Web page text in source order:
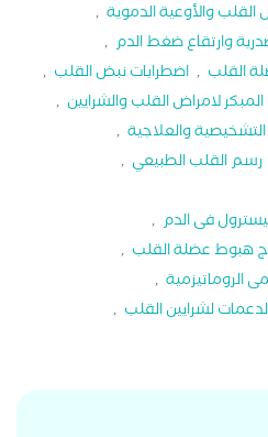
القلب والأوعية الدموية ,
وارتقاع ضغط الدم ,
القلب , اضطرابات نبض القلب ,
لامراض القلب والشرايين ,
والعلاجية ,
رسم القلب الطبيعي ,
فى الدم ,
هبوط عضلة القلب ,
الروماتيزمية ,
لشرايين القلب ,